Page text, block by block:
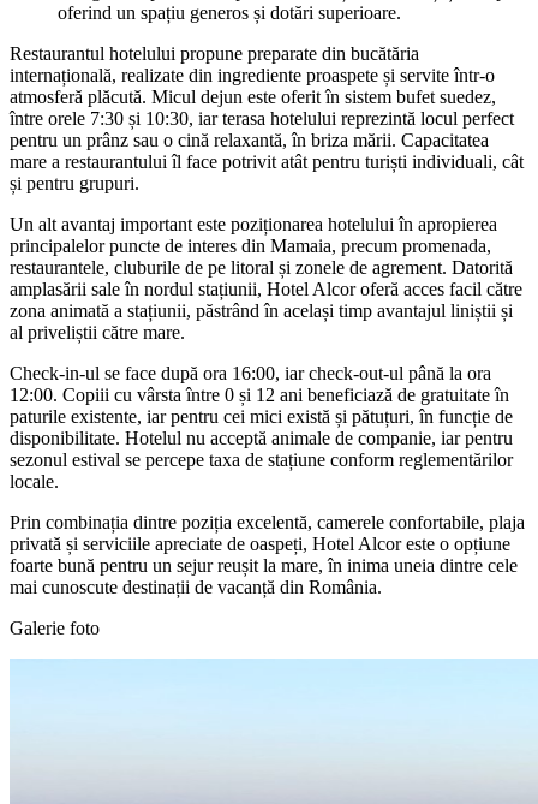
oferind un spațiu generos și dotări superioare.
Restaurantul hotelului propune preparate din bucătăria
internațională, realizate din ingrediente proaspete și servite într-o
atmosferă plăcută. Micul dejun este oferit în sistem bufet suedez,
între orele 7:30 și 10:30, iar terasa hotelului reprezintă locul perfect
pentru un prânz sau o cină relaxantă, în briza mării. Capacitatea
mare a restaurantului îl face potrivit atât pentru turiști individuali, cât
și pentru grupuri.
Un alt avantaj important este poziționarea hotelului în apropierea
principalelor puncte de interes din Mamaia, precum promenada,
restaurantele, cluburile de pe litoral și zonele de agrement. Datorită
amplasării sale în nordul stațiunii, Hotel Alcor oferă acces facil către
zona animată a stațiunii, păstrând în același timp avantajul liniștii și
al priveliștii către mare.
Check-in-ul se face după ora 16:00, iar check-out-ul până la ora
12:00. Copiii cu vârsta între 0 și 12 ani beneficiază de gratuitate în
paturile existente, iar pentru cei mici există și pătuțuri, în funcție de
disponibilitate. Hotelul nu acceptă animale de companie, iar pentru
sezonul estival se percepe taxa de stațiune conform reglementărilor
locale.
Prin combinația dintre poziția excelentă, camerele confortabile, plaja
privată și serviciile apreciate de oaspeți, Hotel Alcor este o opțiune
foarte bună pentru un sejur reușit la mare, în inima uneia dintre cele
mai cunoscute destinații de vacanță din România.
Galerie foto